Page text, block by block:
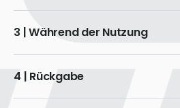
3 | Während der Nutzung
4 | Rückgabe